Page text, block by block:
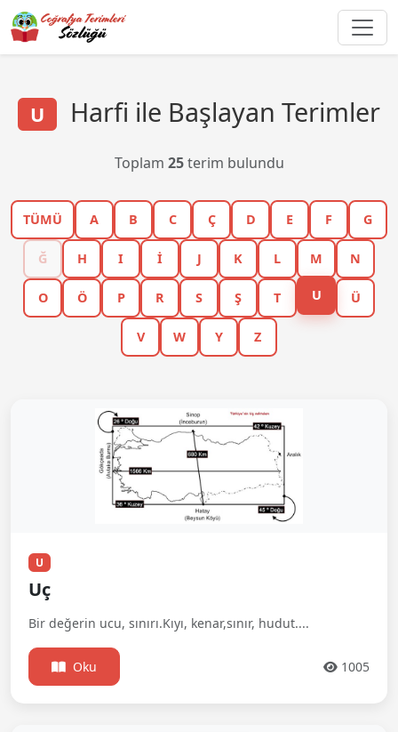
U Harfi ile Başlayan Terimler
Toplam 25terim bulundu
TÜMÜ A B C Ç D E F G
Ğ H I İ J K L M N
O Ö P R S Ş T U Ü
V W Y Z
U
Uç
Bir değerin ucu, sınırı.Kıyı, kenar,sınır, hudut....
Oku 1005